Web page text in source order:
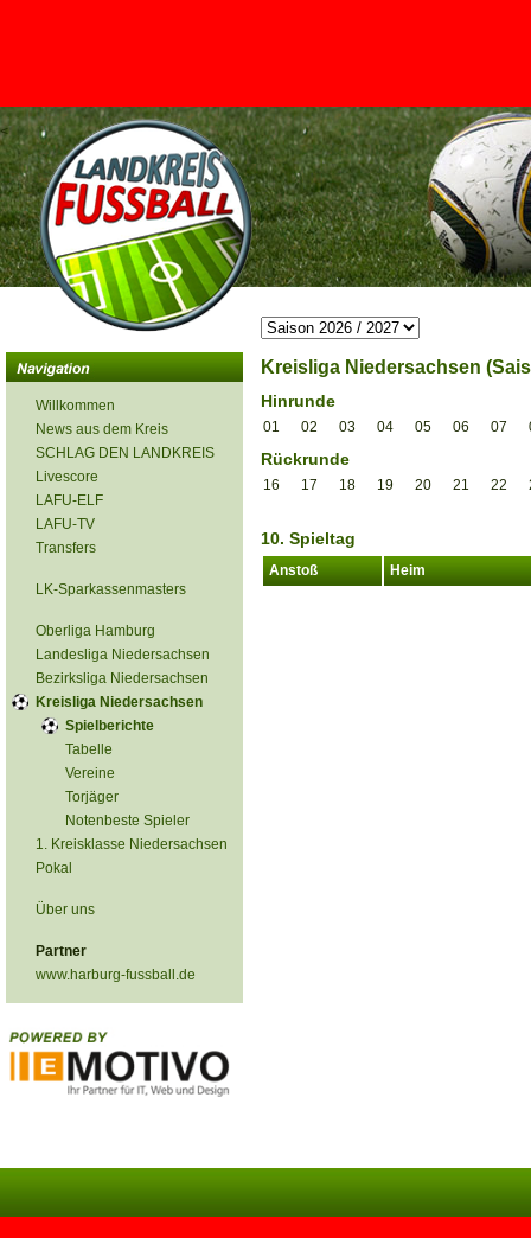
<
Willkommen
News aus dem Kreis
SCHLAG DEN LANDKREIS
Livescore
LAFU-ELF
LAFU-TV
Transfers
LK-Sparkassenmasters
Oberliga Hamburg
Landesliga Niedersachsen
Bezirksliga Niedersachsen
Kreisliga Niedersachsen
Spielberichte
Tabelle
Vereine
Torjäger
Notenbeste Spieler
1. Kreisklasse Niedersachsen
Pokal
Über uns
Partner
www.harburg-fussball.de
Kreisliga Niedersachsen
Hinrunde
01 02 03 04 05 06 07
Rückrunde
16 17 18 19 20 21 22
10. Spieltag
Anstoß Heim